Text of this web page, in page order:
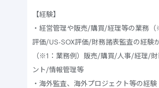
【経験】
・経営管理や販売/購買/経理等の業務
評価/US-SOX評価/財務諸表監査の経験
（※1：業務例）販売/購買/人事/経理/
ント/情報管理等
・海外監査、海外プロジェクト等の経験